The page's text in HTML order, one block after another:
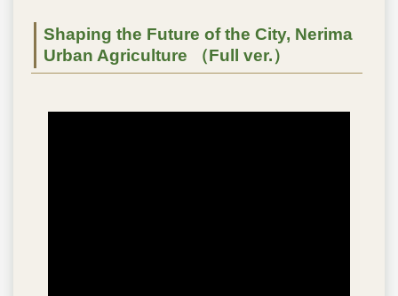
Shaping the Future of the City, Nerima
Urban Agriculture （Full ver.）